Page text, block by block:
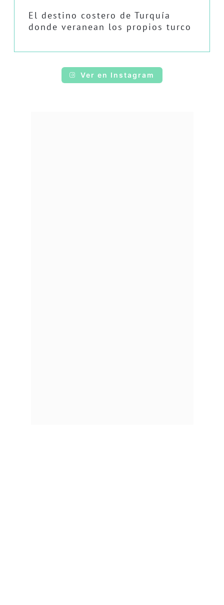
El destino costero de Turquía
donde veranean los propios turco
Ver en Instagram